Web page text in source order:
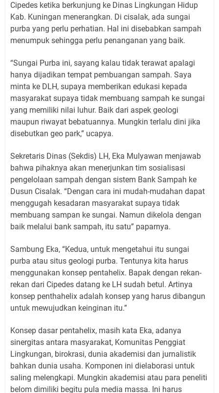
Cipedes ketika berkunjung ke Dinas Lingkungan Hidup
Kab. Kuningan menerangkan. Di cisalak, ada sungai
purba yang perlu perhatian. Hal ini disebabkan sampah
menumpuk sehingga perlu penanganan yang baik.
“Sungai Purba ini, sayang kalau tidak terawat apalagi
hanya dijadikan tempat pembuangan sampah. Saya
minta ke DLH, supaya memberikan edukasi kepada
masyarakat supaya tidak membuang sampah ke sungai
yang memiliki nilai luhur. Baik dari aspek geologi
maupun riwayat bebatuannya. Mungkin terlalu dini jika
disebutkan geo park,” ucapya.
Sekretaris Dinas (Sekdis) LH, Eka Mulyawan menjawab
bahwa pihaknya akan menerjunkan tim sosialisasi
pengelolaan sampah dengan sistem Bank Sampah ke
Dusun Cisalak. “Dengan cara ini mudah-mudahan dapat
menggugah kesadaran masyarakat supaya tidak
membuang sampan ke sungai. Namun dikelola dengan
baik melalui bank sampah, itu satu” paparnya.
Sambung Eka, “Kedua, untuk mengetahui itu sungai
purba atau situs geologi purba. Tentunya kita harus
menggunakan konsep pentahelix. Bapak dengan rekan-
rekan dari Cipedes datang ke LH sudah betul. Artinya
konsep penthahelix adalah konsep yang harus dibangun
untuk mewujudkan keinginan itu.”
Konsep dasar pentahelix, masih kata Eka, adanya
sinergitas antara masyarakat, Komunitas Penggiat
Lingkungan, birokrasi, dunia akademisi dan jurnalistik
bahkan dunia usaha. Komponen ini dielaborasi untuk
saling melengkapi. Mungkin akademisi atau para peneliti
belom dimiliki begitu pula media massa. Ini harus